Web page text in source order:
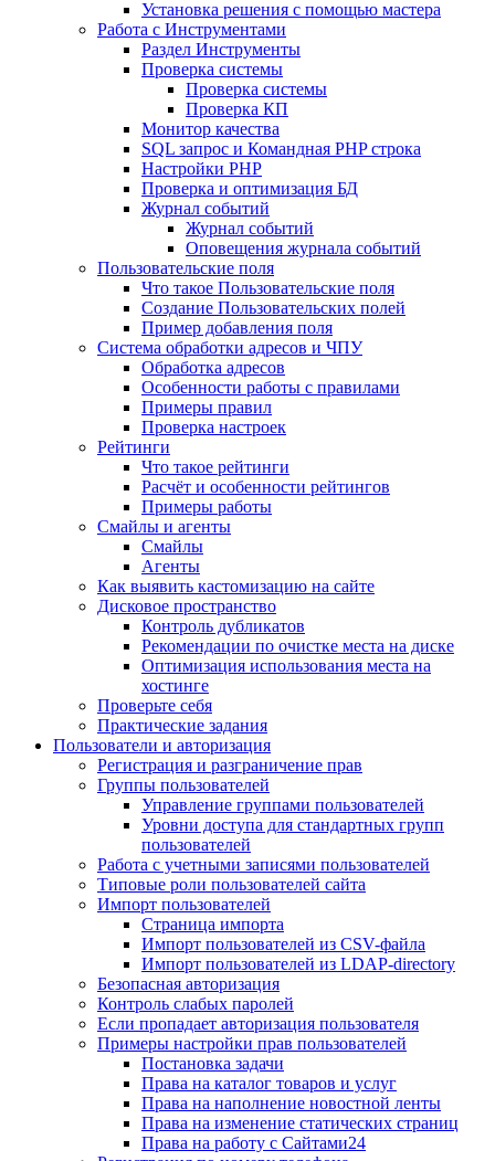
Установка решения с помощью мастера
Работа с Инструментами
Раздел Инструменты
Проверка системы
Проверка системы
Проверка КП
Монитор качества
SQL запрос и Командная PHP строка
Настройки PHP
Проверка и оптимизация БД
Журнал событий
Журнал событий
Оповещения журнала событий
Пользовательские поля
Что такое Пользовательские поля
Создание Пользовательских полей
Пример добавления поля
Система обработки адресов и ЧПУ
Обработка адресов
Особенности работы с правилами
Примеры правил
Проверка настроек
Рейтинги
Что такое рейтинги
Расчёт и особенности рейтингов
Примеры работы
Смайлы и агенты
Смайлы
Агенты
Как выявить кастомизацию на сайте
Дисковое пространство
Контроль дубликатов
Рекомендации по очистке места на диске
Оптимизация использования места на
хостинге
Проверьте себя
Практические задания
Пользователи и авторизация
Регистрация и разграничение прав
Группы пользователей
Управление группами пользователей
Уровни доступа для стандартных групп
пользователей
Работа с учетными записями пользователей
Типовые роли пользователей сайта
Импорт пользователей
Страница импорта
Импорт пользователей из CSV-файла
Импорт пользователей из LDAP-directory
Безопасная авторизация
Контроль слабых паролей
Если пропадает авторизация пользователя
Примеры настройки прав пользователей
Постановка задачи
Права на каталог товаров и услуг
Права на наполнение новостной ленты
Права на изменение статических страниц
Права на работу с Сайтами24